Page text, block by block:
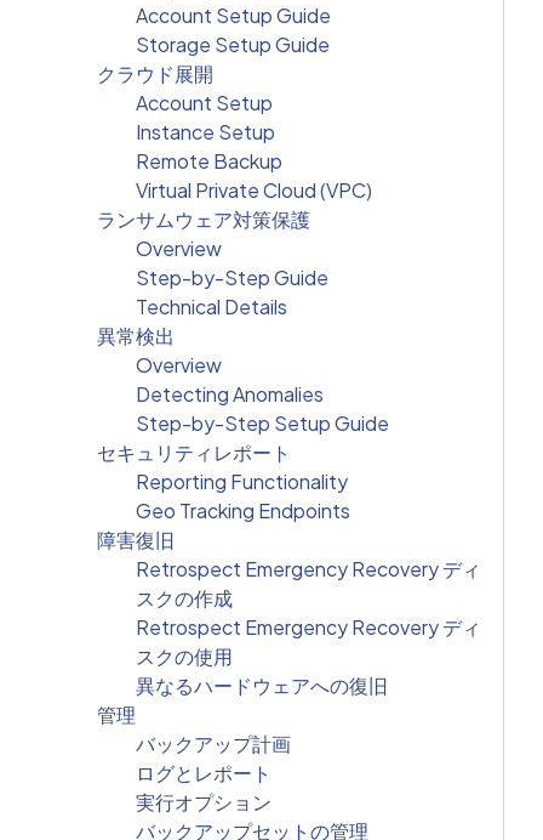
Account Setup Guide
Storage Setup Guide
クラウド展開
Account Setup
Instance Setup
Remote Backup
Virtual Private Cloud (VPC)
ランサムウェア対策保護
Overview
Step-by-Step Guide
Technical Details
異常検出
Overview
Detecting Anomalies
Step-by-Step Setup Guide
セキュリティレポート
Reporting Functionality
Geo Tracking Endpoints
障害復旧
Retrospect Emergency Recovery ディ
スクの作成
Retrospect Emergency Recovery ディ
スクの使用
異なるハードウェアへの復旧
管理
バックアップ計画
ログとレポート
実行オプション
バックアップセットの管理